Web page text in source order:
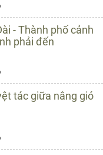
- Thành phố cảnh
phải đến
tác giữa nắng gió